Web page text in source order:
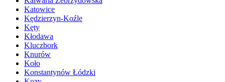
Katowice
Kędzierzyn-Koźle
Kęty
Kłodawa
Kluczbork
Knurów
Koło
Konstantynów Łódzki